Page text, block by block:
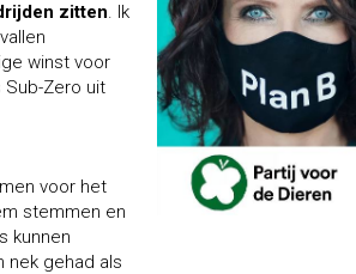
zitten. Ik
winst voor
Sub-Zero uit
voor het
stemmen en
kunnen
nek gehad als